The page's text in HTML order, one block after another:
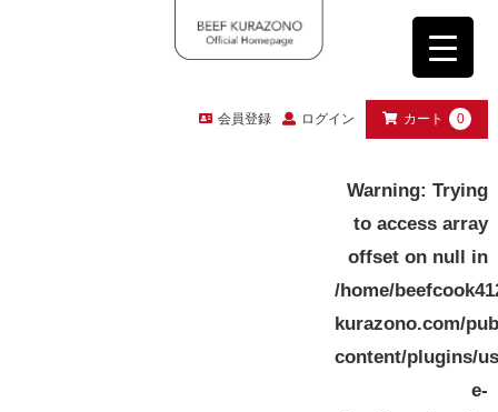
会員登録 ログイン カート 0
Warning: Trying
to access array
offset on null in
/home/
kurazono.com/
content/plugins/
e-